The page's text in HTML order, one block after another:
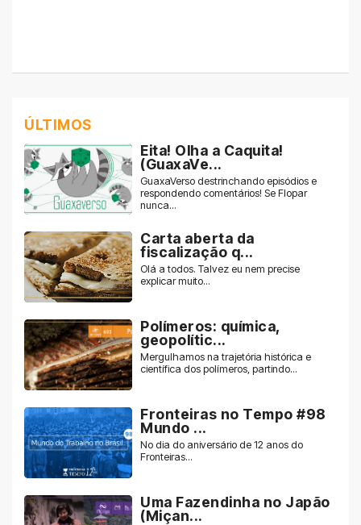
ÚLTIMOS
Eita! Olha a Caquita!
(GuaxaVe...
GuaxaVerso destrinchando episódios e
respondendo comentários! Se Flopar
nunca...
Carta aberta da
fiscalização q...
Olá a todos. Talvez eu nem precise
explicar muito...
Polímeros: química,
geopolític...
Mergulhamos na trajetória histórica e
científica dos polímeros, partindo...
Fronteiras no Tempo #98
Mundo ...
No dia do aniversário de 12 anos do
Fronteiras...
Uma Fazendinha no Japão
(Miçan...